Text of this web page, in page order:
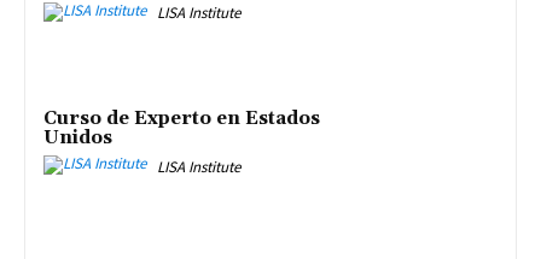
LISA Institute
Curso de Experto en Estados
Unidos
LISA Institute